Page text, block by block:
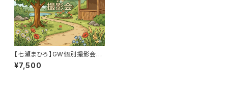
【七瀬まひろ】GW個別撮影会※
先着順
¥7,500